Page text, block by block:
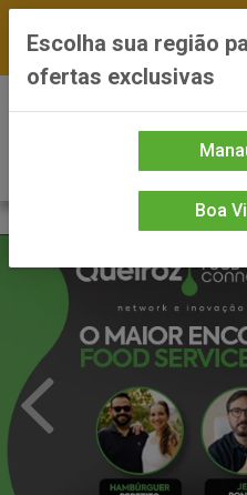
*Preços exclusivos do
Escolha sua região
ofertas exclusivas
Boa